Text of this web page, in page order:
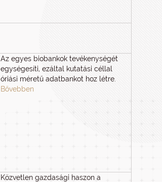
Az egyes biobankok tevékenységét
egységesíti, ezáltal kutatási céllal
óriási méretű adatbankot hoz létre.
Bővebben
Közvetlen gazdasági haszon a